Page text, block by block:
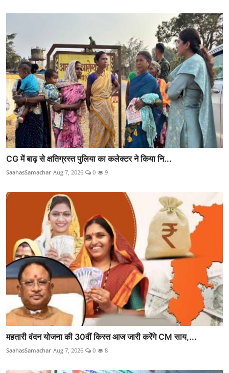
CG में बाढ़ से क्षतिग्रस्त पुलिया का कलेक्टर ने किया नि...
SaahasSamachar Aug 7, 2026 0 9
महतारी वंदन योजना की 30वीं किस्त आज जारी करेंगे CM साय,...
SaahasSamachar Aug 7, 2026 0 8